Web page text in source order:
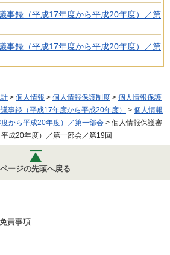
事録（平成17年度から平成20年度）／第
事録（平成17年度から平成20年度）／第
> 個人情報 > 個人情報保護制度 > 個人情報保護
事録（平成17年度から平成20年度） > 個人情報
から平成20年度）／第一部会 > 個人情報保護審
成20年度）／第一部会／第19回
ページの先頭へ戻る
責事項